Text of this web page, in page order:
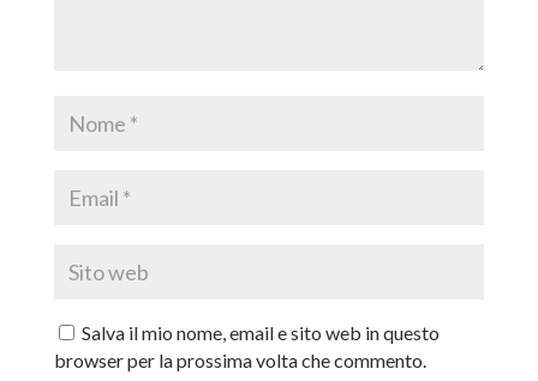
Salva il mio nome, email e sito web in questo
browser per la prossima volta che commento.